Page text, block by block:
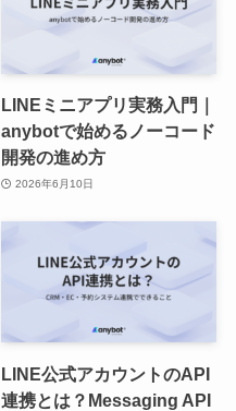
LINEミニアプリ実務入門｜
anybotで始めるノーコード
開発の進め方
2026年6月10日
LINE公式アカウントのAPI
連携とは？Messaging API